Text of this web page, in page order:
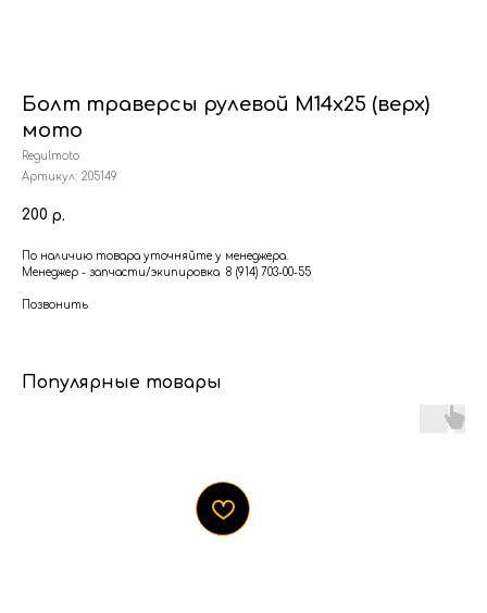
Болт траверсы рулевой М14х25 (верх)
мото
Regulmoto
Артикул: 205149
200 р.
По наличию товара уточняйте у менеджера.
Менеджер - запчасти/экипировка 8 (914) 703-00-55
Позвонить
Популярные товары